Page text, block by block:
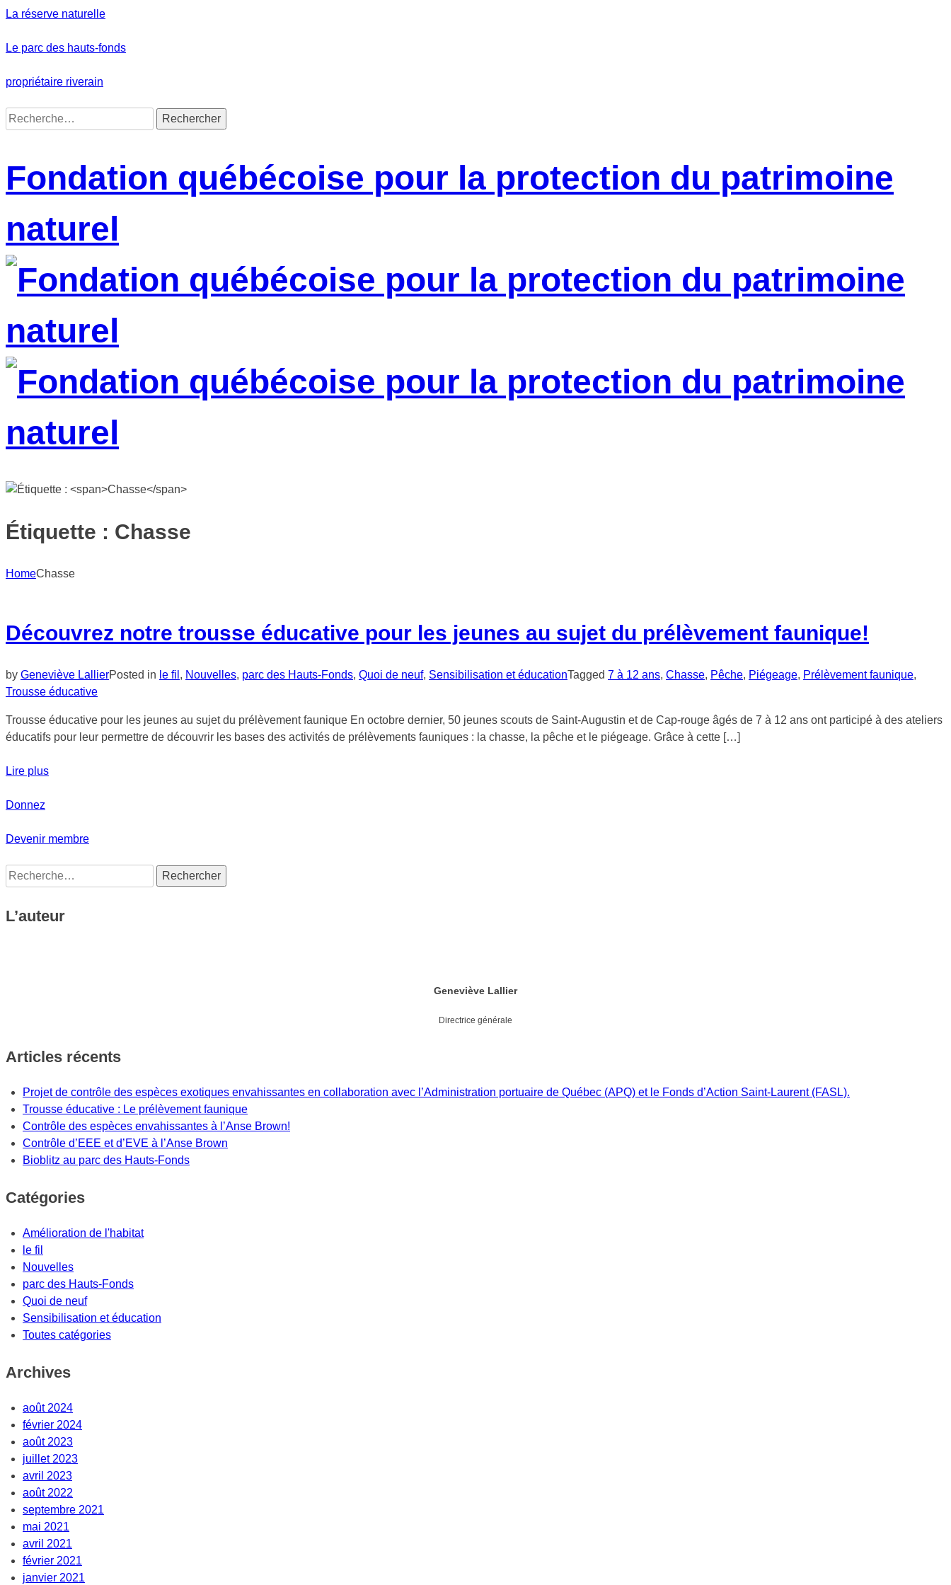
Skip
content
La réserve naturelle
Le parc des hauts-fonds
propriétaire riverain
Rechercher :
Fondation québécoise pour la protection du patrimoine
naturel
Étiquette : Chasse
HomeChasse
Découvrez notre trousse éducative pour les jeunes au sujet du prélèvement faunique!
by Geneviève LallierPosted in le fil , Nouvelles, parc des Hauts-Fonds, Quoi de neuf, Sensibilisation et éducationTagged 7 à 12 ans, Chasse, Pêche, Piégeage, Prélèvement faunique,
Trousse éducative
Trousse éducative pour les jeunes au sujet du prélèvement faunique En octobre dernier, 50 jeunes scouts de Saint-Augustin et de Cap-rouge âgés de 7 à 12 ans ont participé à des ateliers
éducatifs pour leur permettre de découvrir les bases des activités de prélèvements fauniques : la chasse, la pêche et le piégeage. Grâce à cette […]
Lire plus
Donnez
Devenir membre
Rechercher :
L’auteur
Geneviève Lallier
Directrice générale
Articles récents
Projet de contrôle des espèces exotiques envahissantes en collaboration avec l’Administration portuaire de Québec (APQ) et le Fonds d’Action Saint-Laurent (FASL).
Trousse éducative : Le prélèvement faunique
Contrôle des espèces envahissantes à l’Anse Brown!
Contrôle d’EEE et d’EVE à l’Anse Brown
Bioblitz au parc des Hauts-Fonds
Catégories
Amélioration de l'habitat
le fil
Nouvelles
parc des Hauts-Fonds
Quoi de neuf
Sensibilisation et éducation
Toutes catégories
Archives
août 2024
février 2024
août 2023
juillet 2023
avril 2023
août 2022
septembre 2021
mai 2021
avril 2021
février 2021
janvier 2021